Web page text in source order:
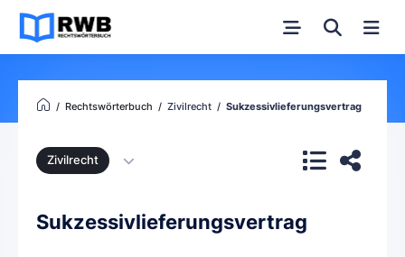
Rechtswörterbuch Zivilrecht Sukzessivlieferungsvertrag
Zivilrecht
Sukzessivlieferungsvertrag